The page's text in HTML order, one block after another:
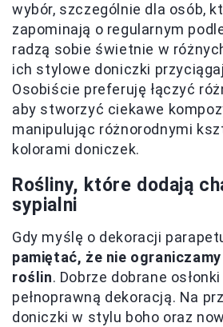
wybór, szczególnie dla osób,
zapominają o regularnym
radzą sobie świetnie w
ich stylowe doniczki
Osobiście preferuję łączyć
aby stworzyć ciekawe
manipulując różnorodnymi
kolorami doniczek.
Rośliny, które dodają
sypialni
Gdy myślę o dekoracji
pamiętać, że nie
roślin. Dobrze dobrane
pełnoprawną dekoracją. Na
doniczki w stylu boho oraz